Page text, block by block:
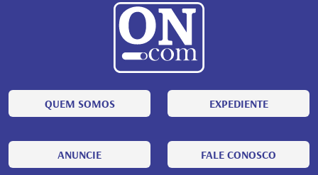
QUEM SOMOS EXPEDIENTE
ANUNCIE FALE CONOSCO